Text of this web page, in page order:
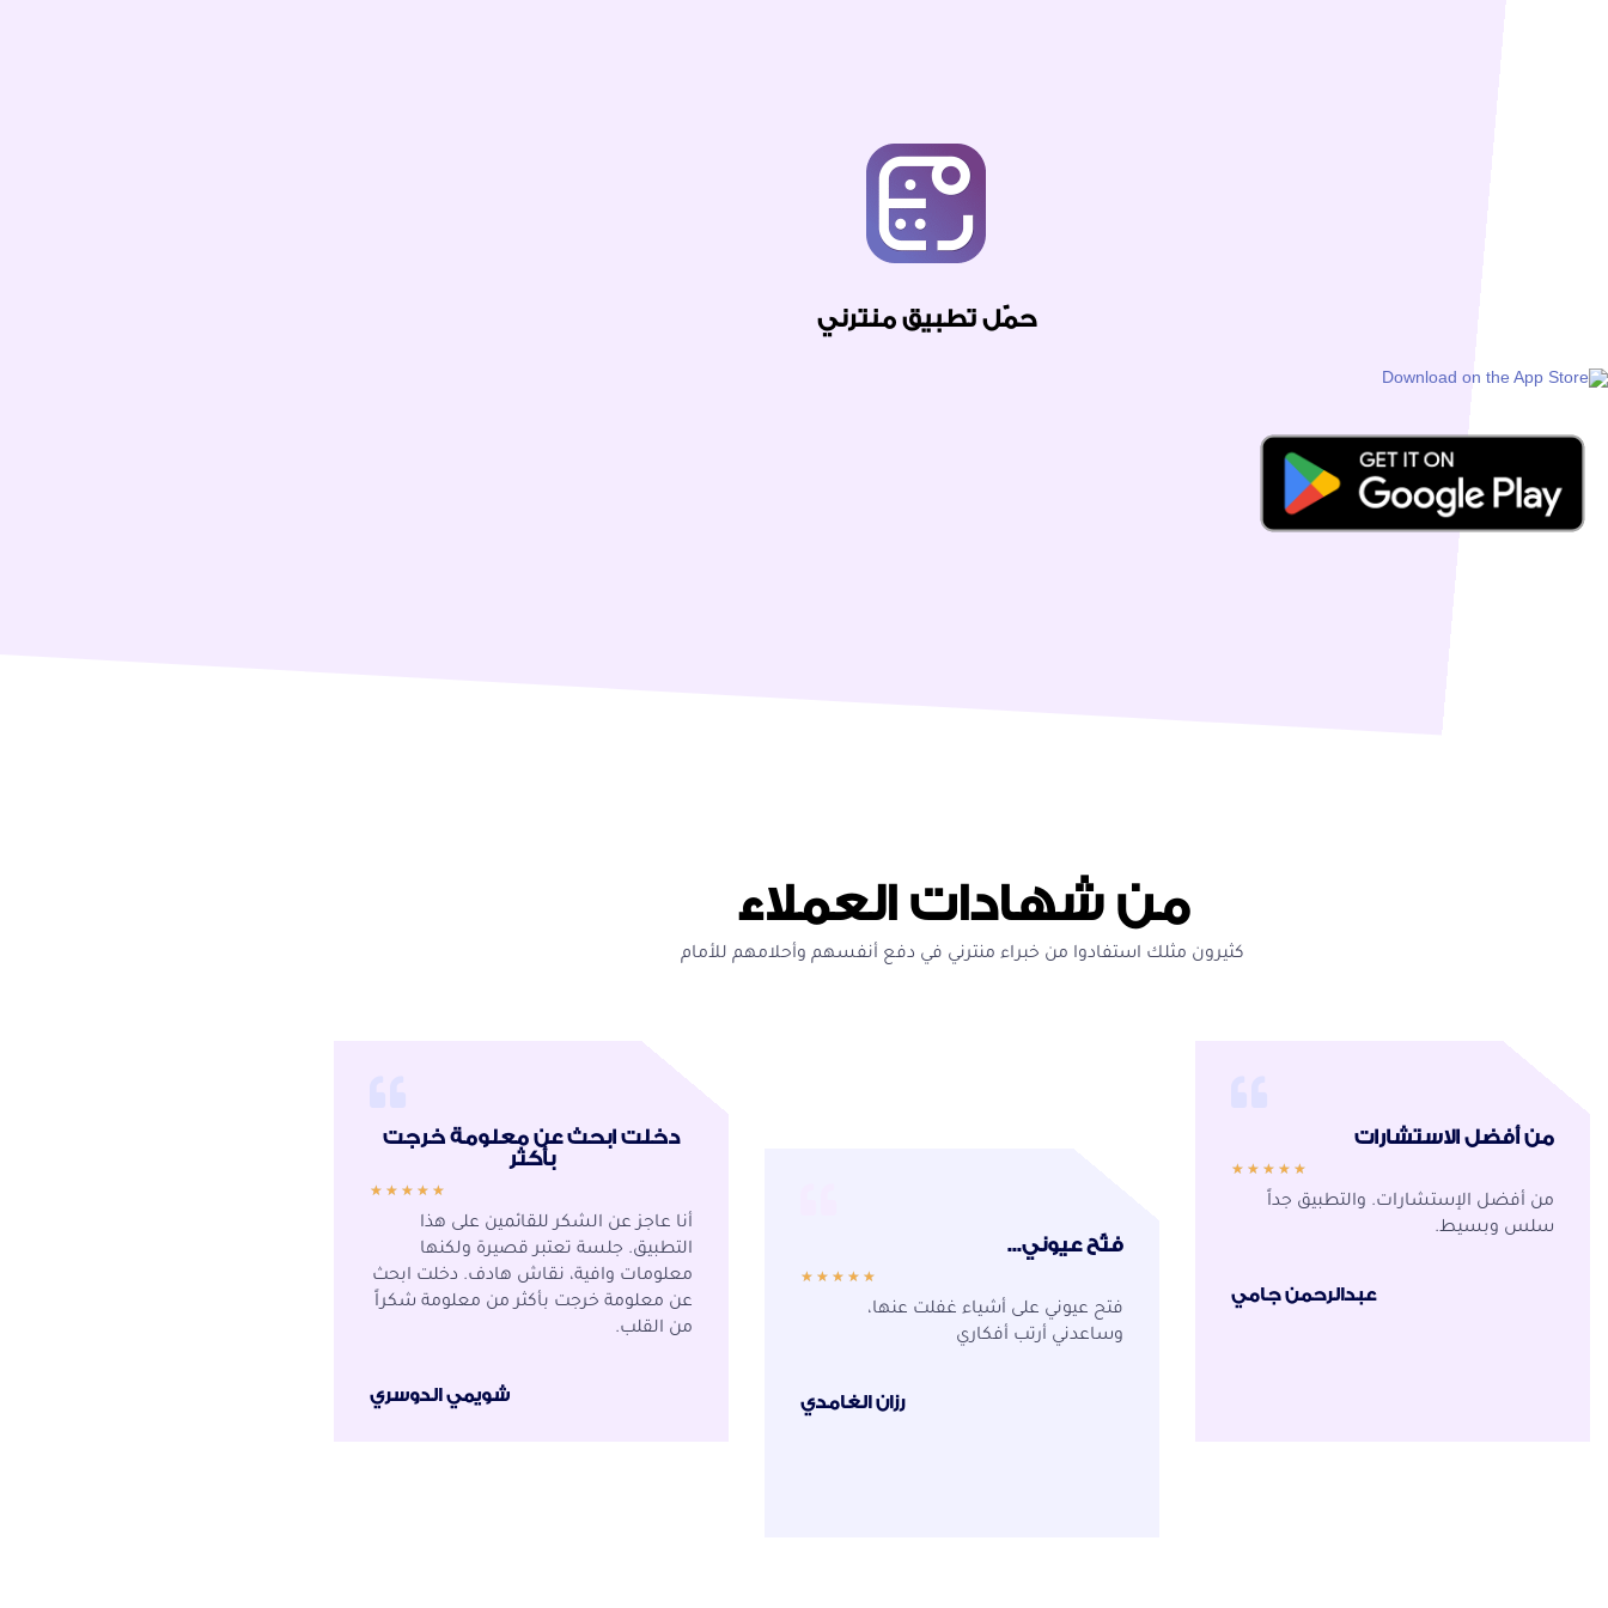
حمّل تطبيق منترني
من شهادات العملاء
كثيرون مثلك استفادوا من خبراء منترني في دفع أنفسهم وأحلامهم للأمام
من أفضل الاستشارات
★
★
★
★
★
من أفضل الإستشارات. والتطبيق جداً
سلس وبسيط.
عبدالرحمن جامي
فتّح عيوني...
★
★
★
★
★
فتح عيوني على أشياء غفلت عنها،
وساعدني أرتب أفكاري
رزان الغامدي
دخلت ابحث عن معلومة خرجت
بأكثر
★
★
★
★
★
أنا عاجز عن الشكر للقائمين على هذا
التطبيق. جلسة تعتبر قصيرة ولكنها
معلومات وافية، نقاش هادف. دخلت ابحث
عن معلومة خرجت بأكثر من معلومة شكراً
من القلب.
شويمي الدوسري